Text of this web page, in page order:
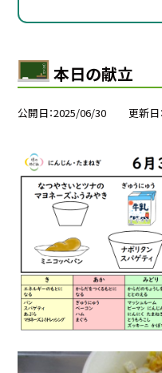
本日の献立
公開日 2025/06/30 更新日